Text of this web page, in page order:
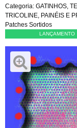
Categoria: GATINHOS
TRICOLINE PAINÉIS E
Patches Sortidos
LANÇAMENTO